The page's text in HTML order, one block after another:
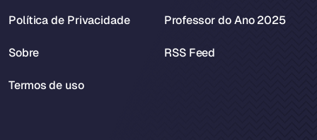
Política de Privacidade
Sobre
Termos de uso
Professor do Ano 2025
RSS Feed